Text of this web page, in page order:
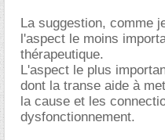
La suggestion, comme
l'aspect le moins
thérapeutique.
L'aspect le plus
dont la transe aide à
la cause et les
dysfonctionnement.